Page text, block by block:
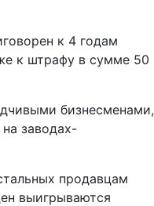
к 4 годам
к штрафу в сумме 50
бизнесменами,
заводах-
продавцам
выигрываются